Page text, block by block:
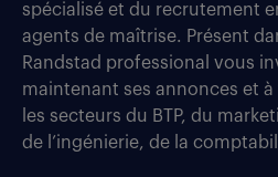
spécialisé et du recrutement
agents de maîtrise. Présent
Randstad professional vous
maintenant ses annonces et
les secteurs du BTP, du
de l’ingénierie, de la